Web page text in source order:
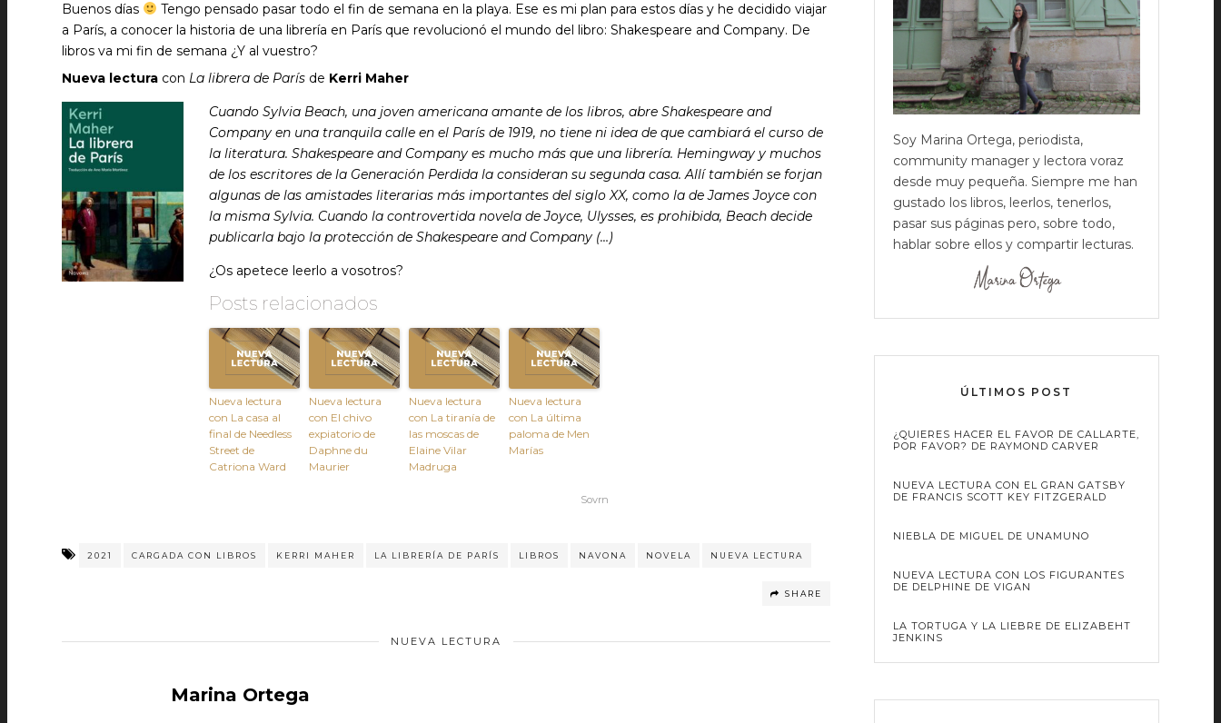
Buenos días
Tengo pensado pasar todo el fin de semana en la playa. Ese es mi plan para estos días y he decidido viajar
a París, a conocer la historia de una librería en París que revolucionó el mundo del libro: Shakespeare and Company. De
libros va mi fin de semana ¿Y al vuestro?
Nueva lectura con La librera de París de Kerri Maher
Cuando Sylvia Beach, una joven americana amante de los libros, abre Shakespeare and
Company en una tranquila calle en el París de 1919, no tiene ni idea de que cambiará el curso de
la literatura. Shakespeare and Company es mucho más que una librería. Hemingway y muchos
de los escritores de la Generación Perdida la consideran su segunda casa. Allí también se forjan
algunas de las amistades literarias más importantes del siglo XX, como la de James Joyce con
la misma Sylvia. Cuando la controvertida novela de Joyce, Ulysses, es prohibida, Beach decide
publicarla bajo la protección de Shakespeare and Company (…)
¿Os apetece leerlo a vosotros?
Posts relacionados
Nueva lectura
con La casa al
final de Needless
Street de
Catriona Ward
Nueva lectura
con El chivo
expiatorio de
Daphne du
Maurier
Nueva lectura
con La tiranía de
las moscas de
Elaine Vilar
Madruga
Nueva lectura
con La última
paloma de Men
Marías
Sovrn
2021 CARGADA CON LIBROS KERRI MAHER LA LIBRERÍA DE PARÍS LIBROS NAVONA NOVELA NUEVA LECTURA
SHARE
NUEVA LECTURA
Marina Ortega
Soy Marina Ortega, periodista,
community manager y lectora voraz
desde muy pequeña. Siempre me han
gustado los libros, leerlos, tenerlos,
pasar sus páginas pero, sobre todo,
hablar sobre ellos y compartir lecturas.
ÚLTIMOS POST
¿QUIERES HACER EL FAVOR DE CALLARTE,
POR FAVOR? DE RAYMOND CARVER
NUEVA LECTURA CON EL GRAN GATSBY
DE FRANCIS SCOTT KEY FITZGERALD
NIEBLA DE MIGUEL DE UNAMUNO
NUEVA LECTURA CON LOS FIGURANTES
DE DELPHINE DE VIGAN
LA TORTUGA Y LA LIEBRE DE ELIZABEHT
JENKINS